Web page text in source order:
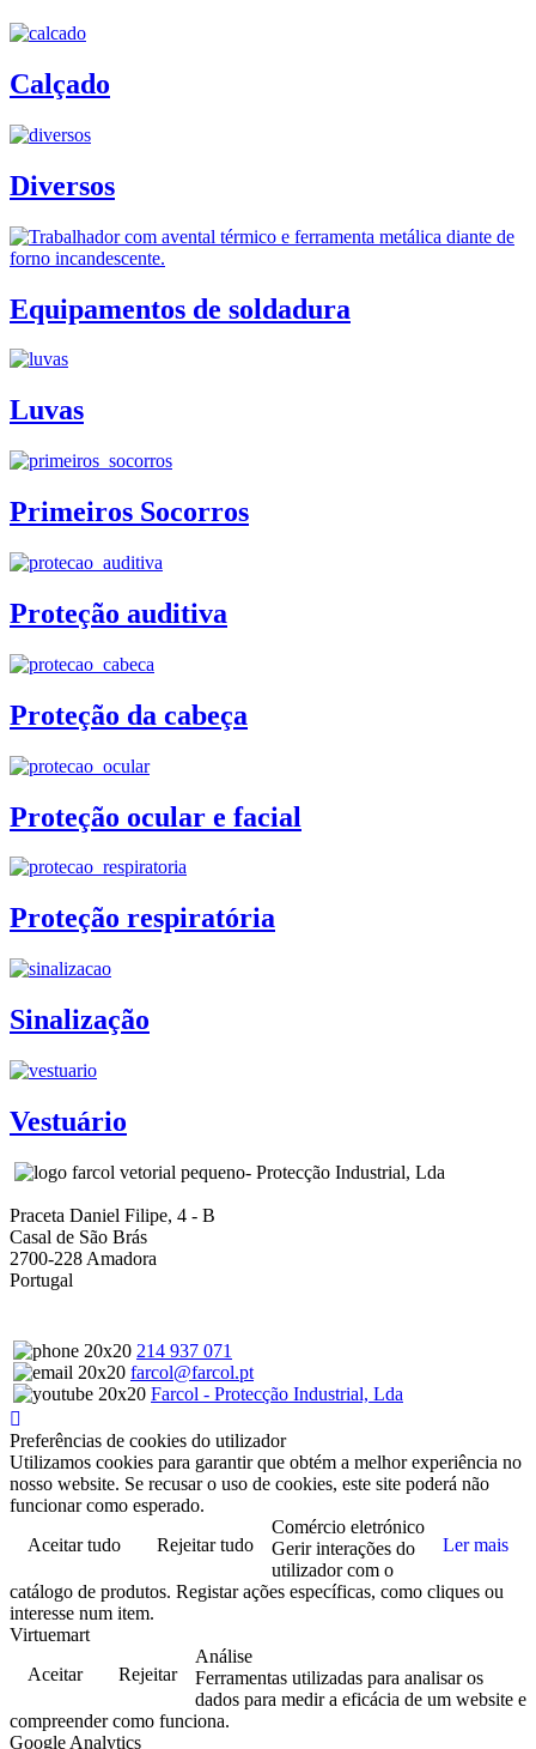
Calçado
Diversos
Equipamentos de soldadura
Luvas
Primeiros Socorros
Proteção auditiva
Proteção da cabeça
Proteção ocular e facial
Proteção respiratória
Sinalização
Vestuário
- Protecção Industrial, Lda
Praceta Daniel Filipe, 4 - B
Casal de São Brás
2700-228 Amadora
Portugal
214 937 071
farcol@farcol.pt
Farcol - Protecção Industrial, Lda
Preferências de cookies do utilizador
Utilizamos cookies para garantir que obtém a melhor experiência no
nosso website. Se recusar o uso de cookies, este site poderá não
funcionar como esperado.
Aceitar tudo
Rejeitar tudo Ler mais
Comércio eletrónico
Gerir interações do
utilizador com o
catálogo de produtos. Registar ações específicas, como cliques ou
interesse num item.
Virtuemart
Aceitar
Rejeitar
Análise
Ferramentas utilizadas para analisar os
dados para medir a eficácia de um website e
compreender como funciona.
Google Analytics